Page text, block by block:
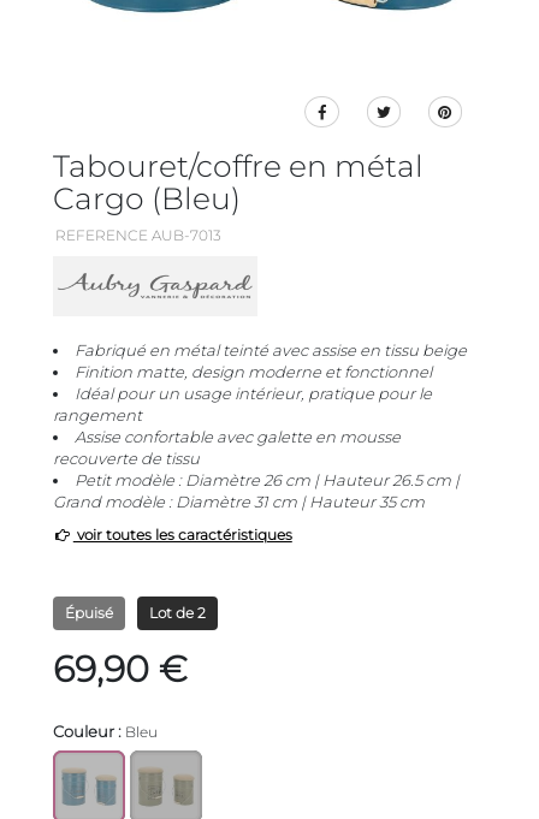
Tabouret/coffre en métal
Cargo (Bleu)
REFERENCE AUB-7013
Fabriqué en métal teinté avec assise en tissu beige
Finition matte, design moderne et fonctionnel
Idéal pour un usage intérieur, pratique pour le
rangement
Assise confortable avec galette en mousse
recouverte de tissu
Petit modèle : Diamètre 26 cm | Hauteur 26.5 cm |
Grand modèle : Diamètre 31 cm | Hauteur 35 cm
voir toutes les caractéristiques
Épuisé Lot de 2
69,90 €
Couleur : Bleu